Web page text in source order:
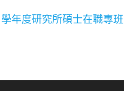
學年度研究所碩士在職專